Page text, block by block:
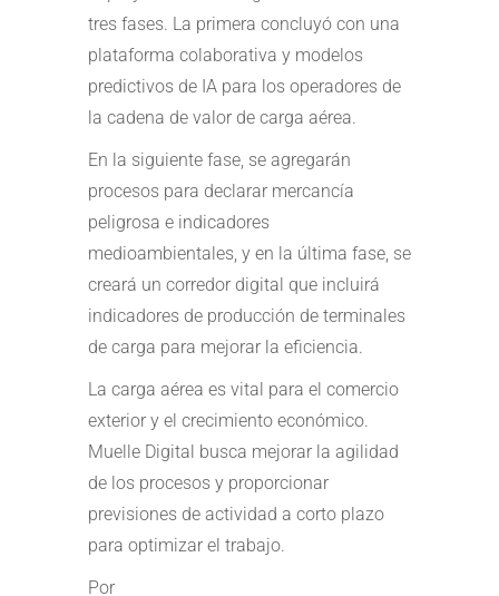
tres fases. La primera concluyó con una
plataforma colaborativa y modelos
predictivos de IA para los operadores de
la cadena de valor de carga aérea.
En la siguiente fase, se agregarán
procesos para declarar mercancía
peligrosa e indicadores
medioambientales, y en la última fase, se
creará un corredor digital que incluirá
indicadores de producción de terminales
de carga para mejorar la eficiencia.
La carga aérea es vital para el comercio
exterior y el crecimiento económico.
Muelle Digital busca mejorar la agilidad
de los procesos y proporcionar
previsiones de actividad a corto plazo
para optimizar el trabajo.
Por